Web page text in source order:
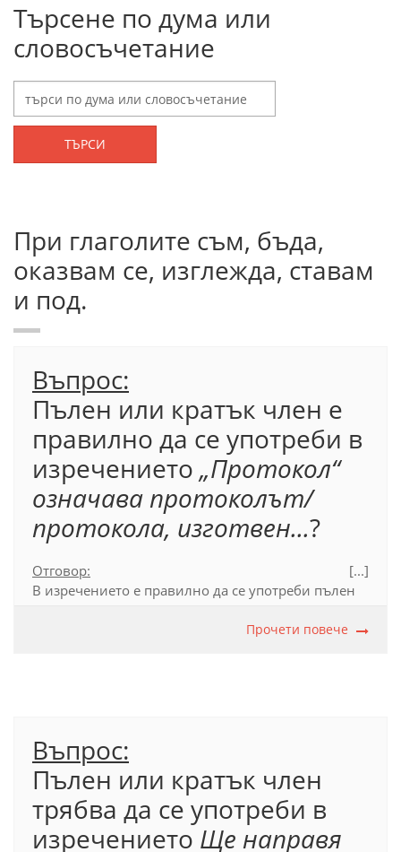
Търсене по дума или
словосъчетание
ТЪРСИ
При глаголите съм, бъда,
оказвам се, изглежда, ставам
и под.
Въпрос:
Пълен или кратък член е
правилно да се употреби в
изречението „Протокол“
означава протоколът/
протокола, изготвен...?
Отговор:
В изречението е правилно да се употреби пълен
протоколсе свързва с
наричам се, представлявам
Официален правописен речник (2012), т. 17.6.1.3.
[...]
Прочети повече
Въпрос:
Пълен или кратък член
трябва да се употреби в
изречението Ще направя